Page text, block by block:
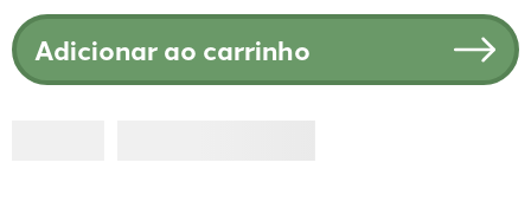
Adicionar ao carrinho